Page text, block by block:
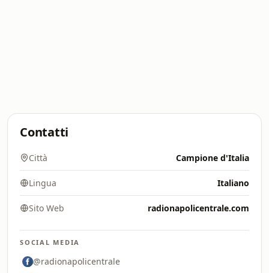
Contatti
Città Campione d'Italia
Lingua Italiano
Sito Web radionapolicentrale.com
SOCIAL MEDIA
@radionapolicentrale